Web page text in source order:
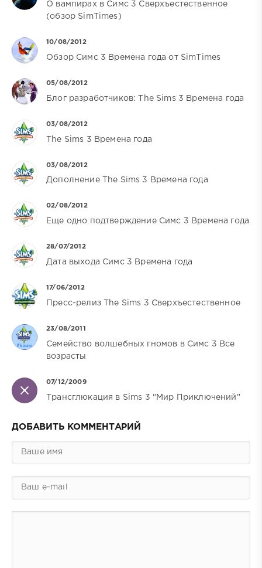
О вампирах в Симс 3 Сверхъестественное
(обзор SimTimes)
10/08/2012
Обзор Симс 3 Времена года от SimTimes
05/08/2012
Блог разработчиков: The Sims 3 Времена года
03/08/2012
The Sims 3 Времена года
03/08/2012
Дополнение The Sims 3 Времена года
02/08/2012
Еще одно подтверждение Симс 3 Времена года
28/07/2012
Дата выхода Симс 3 Времена года
17/06/2012
Пресс-релиз The Sims 3 Сверхъестественное
23/08/2011
Семейство волшебных гномов в Симс 3 Все
возрасты
07/12/2009
Трансглюкация в Sims 3 "Мир Приключений"
ДОБАВИТЬ КОММЕНТАРИЙ